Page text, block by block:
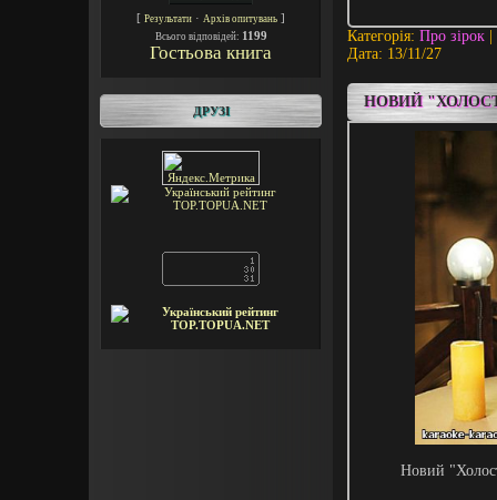
[ Результати · Архів опитувань ]
Всього відповідей: 1199
Гостьова книга
ДРУЗІ
Категорія: Про зірок
Дата: 13/11/27
НОВИЙ
Новий